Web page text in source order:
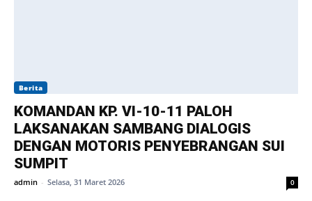
Berita
KOMANDAN KP. VI-10-11 PALOH
LAKSANAKAN SAMBANG DIALOGIS
DENGAN MOTORIS PENYEBRANGAN SUI
SUMPIT
admin - Selasa, 31 Maret 2026 0